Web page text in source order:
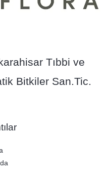
Tıbbi ve
Bitkiler San.Tic.